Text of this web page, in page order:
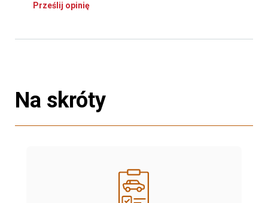
Prześlij opinię
Na skróty